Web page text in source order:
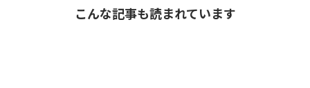
こんな記事も読まれています